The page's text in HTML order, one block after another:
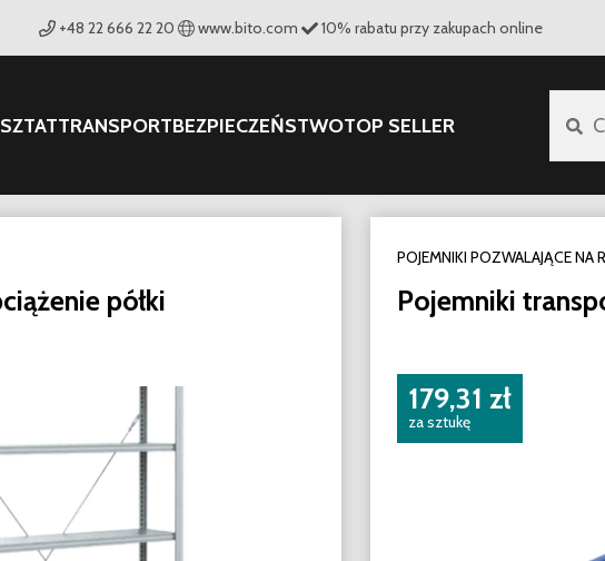
+48 22 666 22 20 www.bito.com 10% rabatu przy zakupach online
TRANSPORTBEZPIECZEŃSTWOTOP SELLER
półki
POJEMNIKI POZWALAJĄCE NA
Pojemniki
179,31 zł
za sztukę